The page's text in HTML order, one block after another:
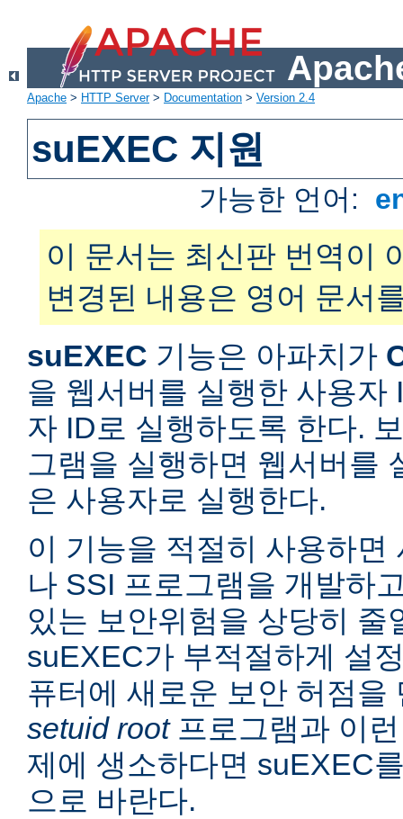
Apache > HTTP Server> Documentation > Version 2.4
suEXEC 지원
가능한 언어:
이 문서는 최신판 번역이
변경된 내용은 영어 문서
suEXEC 기능은 아파치가
을 웹서버를 실행한 사용자
자 ID로 실행하도록 한다.
그램을 실행하면 웹서버를
은 사용자로 실행한다.
이 기능을 적절히 사용하면
나 SSI 프로그램을 개발하
있는 보안위험을 상당히 줄
suEXEC가 부적절하게 설
퓨터에 새로운 보안 허점을
setuid root프로그램과 이
제에 생소하다면 suEXEC
으로 바란다.